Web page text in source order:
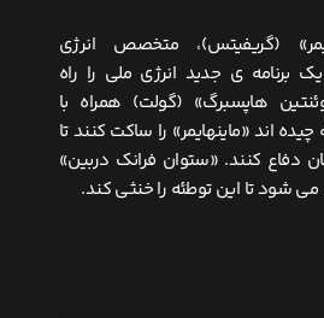
(گریفیتس)، متخصص انرژی
برنامه ی جدید انرژی ملی را راه
هاپسبرگ» (گولت) همراه با
اند «ماینهایمر» را ساکت کنند تا
دفاع کنند. «ستوان فرانک دربین»
شود تا این توطئه را خنثی کند.